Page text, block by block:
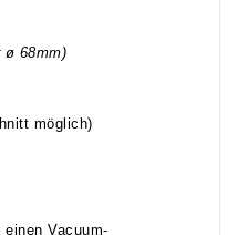
ø 68mm)
möglich)
einen Vacuum-